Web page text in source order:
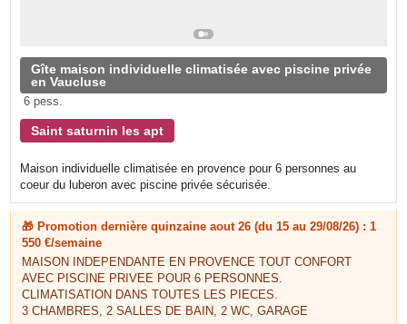
Gîte maison individuelle climatisée avec piscine privée
en Vaucluse
6 pess.
Saint saturnin les apt
Maison individuelle climatisée en provence pour 6 personnes au
coeur du luberon avec piscine privée sécurisée.
🎁 Promotion dernière quinzaine aout 26 (du 15 au 29/08/26) : 1
550 €/semaine
MAISON INDEPENDANTE EN PROVENCE TOUT CONFORT
AVEC PISCINE PRIVEE POUR 6 PERSONNES.
CLIMATISATION DANS TOUTES LES PIECES.
3 CHAMBRES, 2 SALLES DE BAIN, 2 WC, GARAGE